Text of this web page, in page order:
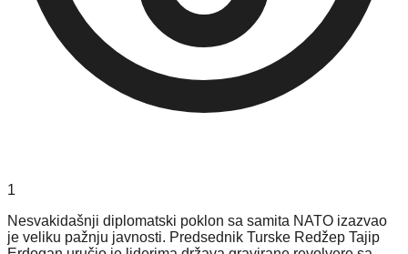
1
Nesvakidašnji diplomatski poklon sa samita NATO izazvao
je veliku pažnju javnosti. Predsednik Turske Redžep Tajip